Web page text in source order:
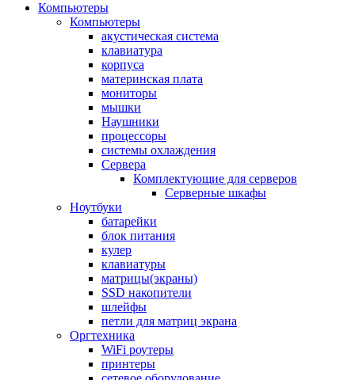
Компьютеры
Компьютеры
акустическая система
клавиатура
корпуса
материнская плата
мониторы
мышки
Наушники
процессоры
системы охлаждения
Сервера
Комплектующие для серверов
Серверные шкафы
Ноутбуки
батарейки
блок питания
кулер
клавиатуры
матрицы(экраны)
SSD накопители
шлейфы
петли для матриц экрана
Оргтехника
WiFi роутеры
принтеры